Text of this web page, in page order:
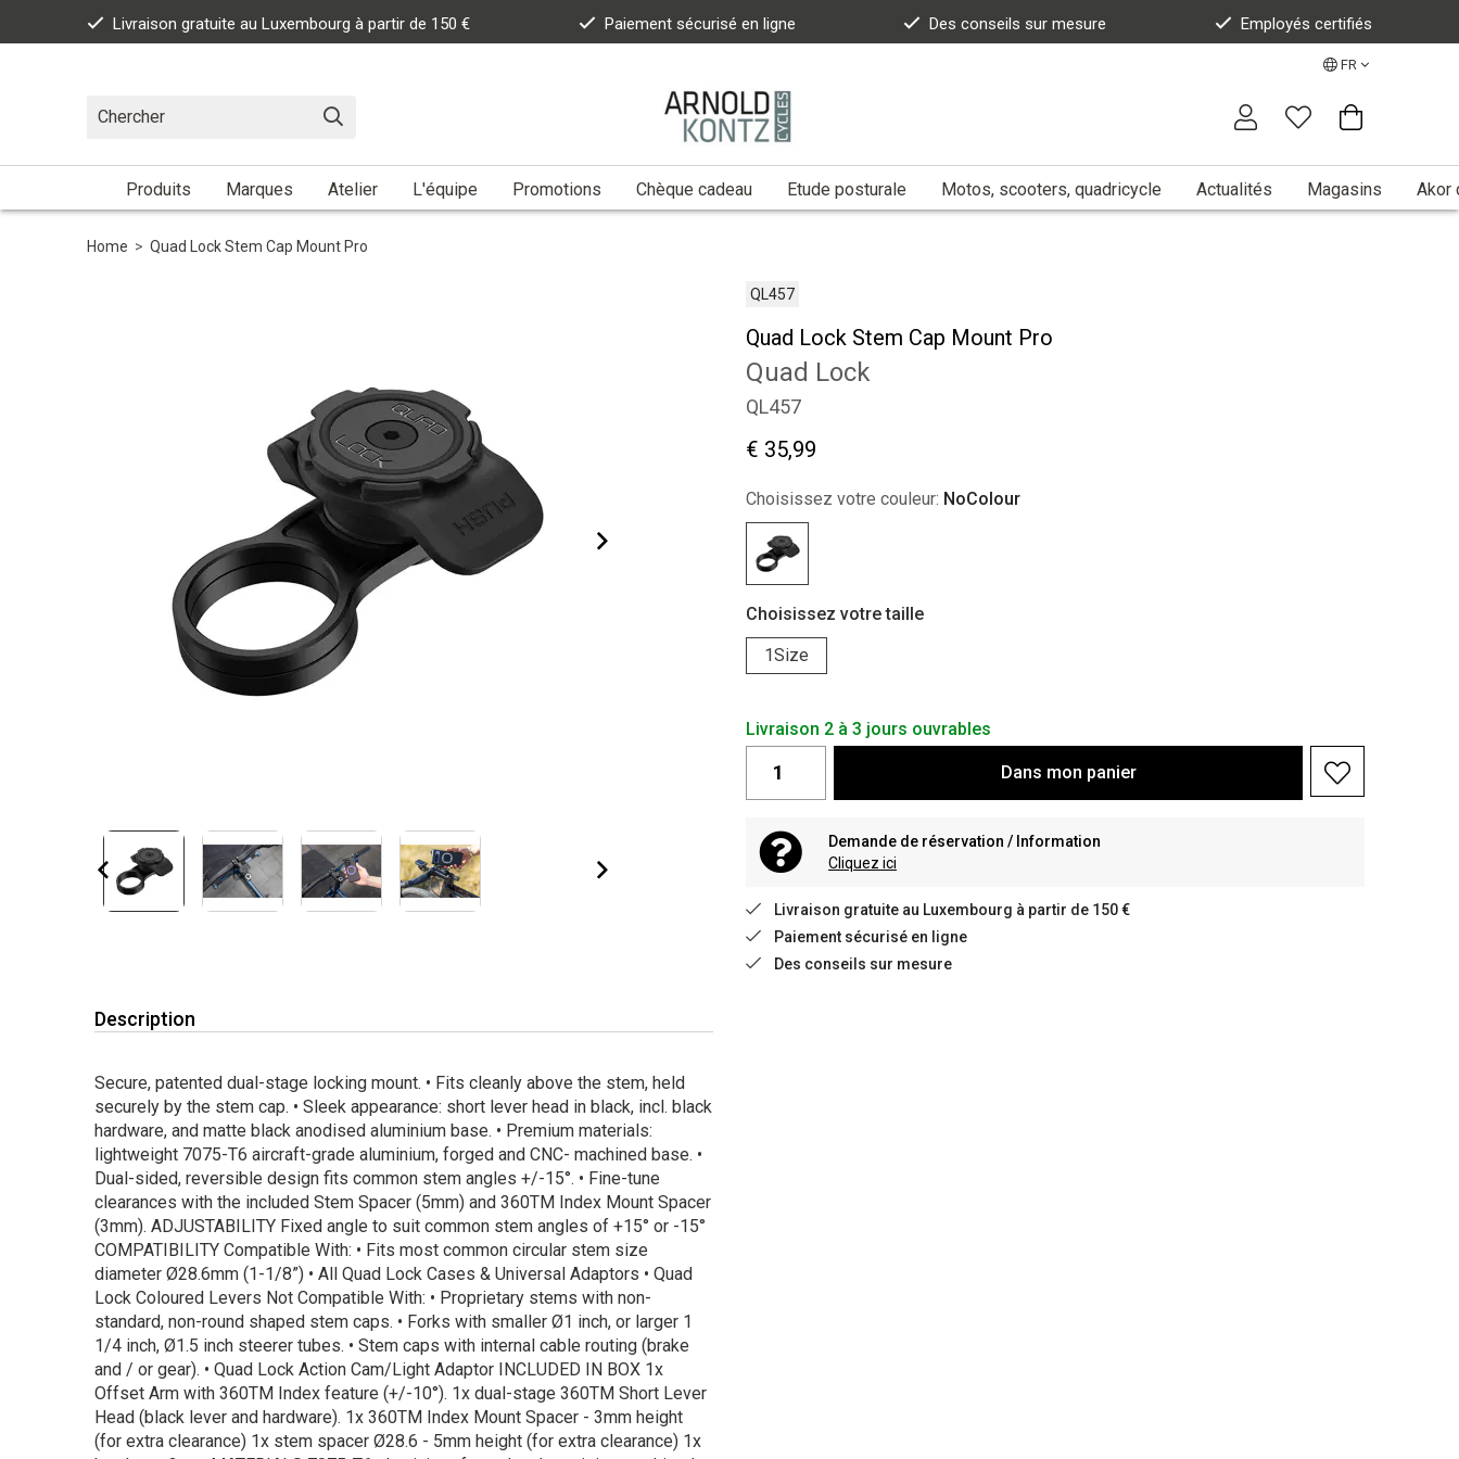
Livraison gratuite au Luxembourg à partir de 150 € Paiement sécurisé en ligne Des conseils sur mesure Employés certifiés
FR
Produits Marques Atelier L'équipe Promotions Chèque cadeau Etude posturale Motos, scooters, quadricycle Actualités Magasins Akor
Home > Quad Lock Stem Cap Mount Pro
QL457
Quad Lock Stem Cap Mount Pro
Quad Lock
QL457
€ 35,99
Choisissez votre couleur: NoColour
Choisissez votre taille
1Size
Livraison 2 à 3 jours ouvrables
Dans mon panier
Demande de réservation / Information
Cliquez ici
Livraison gratuite au Luxembourg à partir de 150 €
Paiement sécurisé en ligne
Des conseils sur mesure
Description
Secure, patented dual-stage locking mount. • Fits cleanly above the stem, held
securely by the stem cap. • Sleek appearance: short lever head in black, incl. black
hardware, and matte black anodised aluminium base. • Premium materials:
lightweight 7075-T6 aircraft-grade aluminium, forged and CNC- machined base. •
Dual-sided, reversible design fits common stem angles +/-15°. • Fine-tune
clearances with the included Stem Spacer (5mm) and 360TM Index Mount Spacer
(3mm). ADJUSTABILITY Fixed angle to suit common stem angles of +15° or -15°
COMPATIBILITY Compatible With: • Fits most common circular stem size
diameter Ø28.6mm (1-1/8”) • All Quad Lock Cases & Universal Adaptors • Quad
Lock Coloured Levers Not Compatible With: • Proprietary stems with non-
standard, non-round shaped stem caps. • Forks with smaller Ø1 inch, or larger 1
1/4 inch, Ø1.5 inch steerer tubes. • Stem caps with internal cable routing (brake
and / or gear). • Quad Lock Action Cam/Light Adaptor INCLUDED IN BOX 1x
Offset Arm with 360TM Index feature (+/-10°). 1x dual-stage 360TM Short Lever
Head (black lever and hardware). 1x 360TM Index Mount Spacer - 3mm height
(for extra clearance) 1x stem spacer Ø28.6 - 5mm height (for extra clearance) 1x